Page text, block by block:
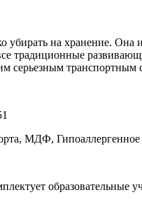
убирать на хранение.
традиционные
серьезным
МДФ, Гипоаллергенное
образовательные